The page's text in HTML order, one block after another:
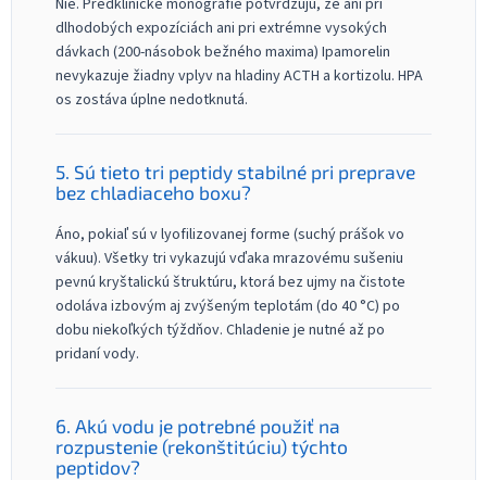
Nie. Predklinické monografie potvrdzujú, že ani pri
dlhodobých expozíciách ani pri extrémne vysokých
dávkach (200-násobok bežného maxima) Ipamorelin
nevykazuje žiadny vplyv na hladiny ACTH a kortizolu. HPA
os zostáva úplne nedotknutá.
5. Sú tieto tri peptidy stabilné pri preprave
bez chladiaceho boxu?
Áno, pokiaľ sú v lyofilizovanej forme (suchý prášok vo
vákuu). Všetky tri vykazujú vďaka mrazovému sušeniu
pevnú kryštalickú štruktúru, ktorá bez ujmy na čistote
odoláva izbovým aj zvýšeným teplotám (do 40 °C) po
dobu niekoľkých týždňov. Chladenie je nutné až po
pridaní vody.
6. Akú vodu je potrebné použiť na
rozpustenie (rekonštitúciu) týchto
peptidov?